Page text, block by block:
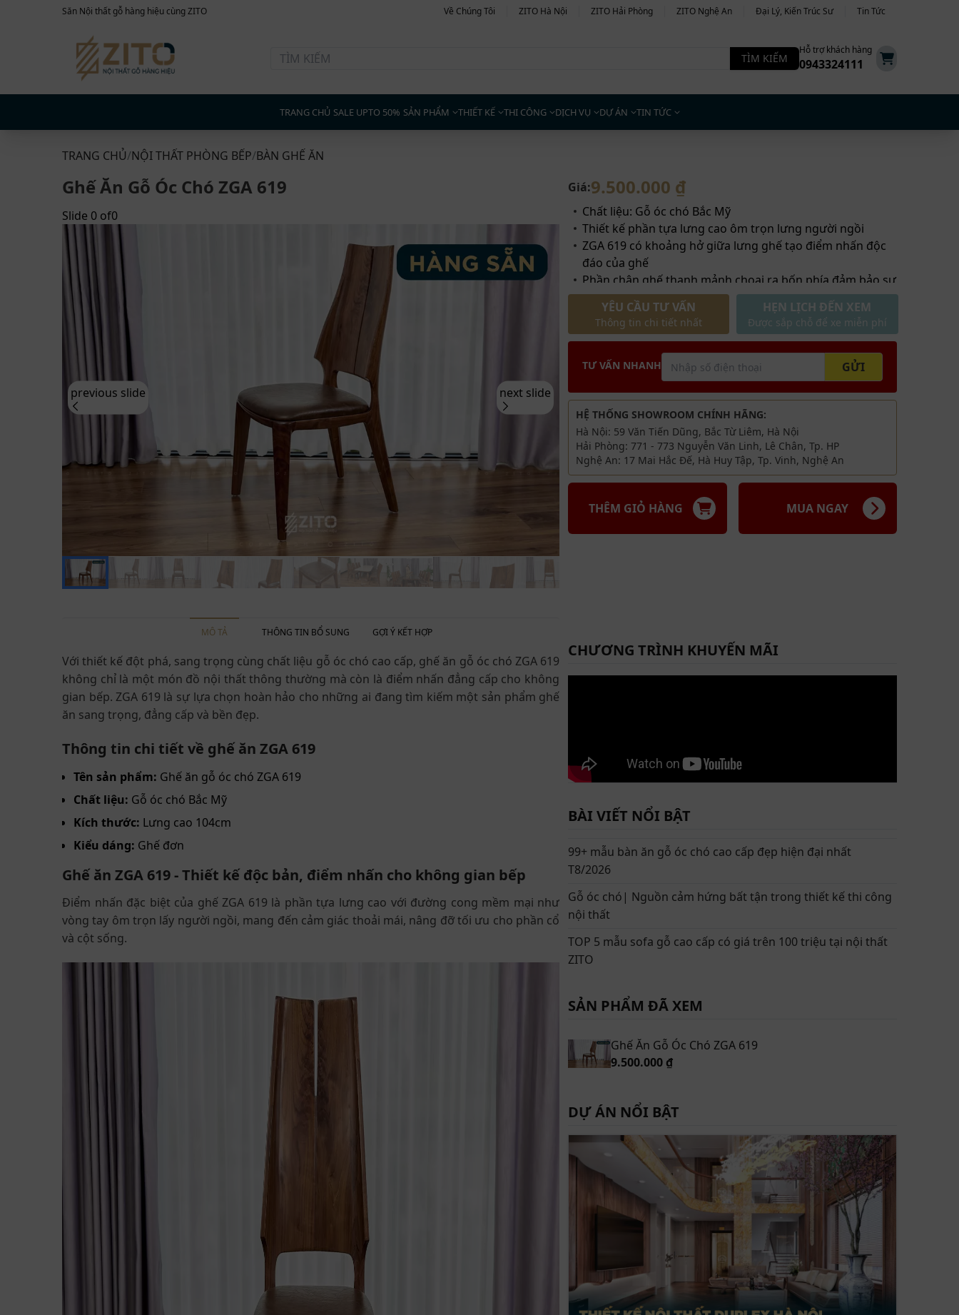
Săn Nội thất gỗ hàng hiệu cùng ZITO Về Chúng Tôi ZITO Hà Nội ZITO Hải Phòng ZITO Nghệ An Đại Lý, Kiến Trúc Sư Tin Tức
TÌM KIẾM
Hỗ trợ khách hàng
0943324111
TRANG CHỦ SALE UPTO 50% SẢN PHẨM THIẾT KẾ THI CÔNG DỊCH VỤ DỰ ÁN TIN TỨC
TRANG CHỦ/NỘI THẤT PHÒNG BẾP/BÀN GHẾ ĂN
Ghế Ăn Gỗ Óc Chó ZGA 619
Slide 0 of0
previous slide next slide
Giá:9.500.000 ₫
Chất liệu: Gỗ óc chó Bắc Mỹ
Thiết kế phần tựa lưng cao ôm trọn lưng người ngồi
ZGA 619 có khoảng hở giữa lưng ghế tạo điểm nhấn độc
đáo của ghế
Phần chân ghế thanh mảnh choại ra bốn phía đảm bảo sự
chắc chắn của ghế
YÊU CẦU TƯ VẤN
Thông tin chi tiết nhất
HẸN LỊCH ĐẾN XEM
Được sắp chỗ để xe miễn phí
TƯ VẤN NHANH GỬI
HỆ THỐNG SHOWROOM CHÍNH HÃNG:
Hà Nội: 59 Văn Tiến Dũng, Bắc Từ Liêm, Hà Nội
Hải Phòng: 771 - 773 Nguyễn Văn Linh, Lê Chân, Tp. HP
Nghệ An: 17 Mai Hắc Đế, Hà Huy Tập, Tp. Vinh, Nghệ An
THÊM GIỎ HÀNG MUA NGAY
MÔ TẢ THÔNG TIN BỔ SUNG GỢI Ý KẾT HỢP
Với thiết kế đột phá, sang trọng cùng chất liệu gỗ óc chó cao cấp, ghế ăn gỗ óc chó ZGA 619
không chỉ là một món đồ nội thất thông thường mà còn là điểm nhấn đẳng cấp cho không
gian bếp. ZGA 619 là sự lựa chọn hoàn hảo cho những ai đang tìm kiếm một sản phẩm ghế
ăn sang trọng, đẳng cấp và bền đẹp.
Thông tin chi tiết về ghế ăn ZGA 619
Tên sản phẩm: Ghế ăn gỗ óc chó ZGA 619
Chất liệu: Gỗ óc chó Bắc Mỹ
Kích thước: Lưng cao 104cm
Kiểu dáng: Ghế đơn
Ghế ăn ZGA 619 - Thiết kế độc bản, điểm nhấn cho không gian bếp
Điểm nhấn đặc biệt của ghế ZGA 619 là phần tựa lưng cao với đường cong mềm mại như
vòng tay ôm trọn lấy người ngồi, mang đến cảm giác thoải mái, nâng đỡ tối ưu cho phần cổ
và cột sống.
CHƯƠNG TRÌNH KHUYẾN MÃI
BÀI VIẾT NỔI BẬT
99+ mẫu bàn ăn gỗ óc chó cao cấp đẹp hiện đại nhất
T8/2026
Gỗ óc chó| Nguồn cảm hứng bất tận trong thiết kế thi công
nội thất
TOP 5 mẫu sofa gỗ cao cấp có giá trên 100 triệu tại nội thất
ZITO
SẢN PHẨM ĐÃ XEM
Ghế Ăn Gỗ Óc Chó ZGA 619
9.500.000 ₫
DỰ ÁN NỔI BẬT